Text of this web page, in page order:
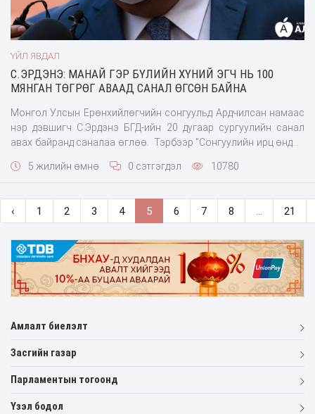
ҮЙЛ ЯВДАЛ
С.ЭРДЭНЭ: МАНАЙ ГЭР БҮЛИЙН ХҮНИЙ ЭГЧ НЬ 100
МЯНГАН ТӨГРӨГ АВААД САНАЛ ӨГСӨН БАЙНА
Монгол Улсын Ерөнхийлөгчийн сонгуульд Ардчилсан намаас
нэр дэвшигч С.Эрдэнэ БГД-ийн 20 дугаар сургуулийн санал
авах байранд саналаа өглөө. Тэрбээр "Сонгуулийн ирц өндөр
5 жилийн өмнө
0 сэтгэгдэл 10780
‹ 1 2 3 4 5 6 7 8 21
Амлалт биелэлт
Засгийн газар
Парламентын тогоонд
Үзэл бодол